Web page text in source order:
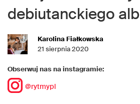
debiutanckiego
Karolina Fiałkowska
21 sierpnia 2020
Obserwuj nas na instagramie:
@rytmypl